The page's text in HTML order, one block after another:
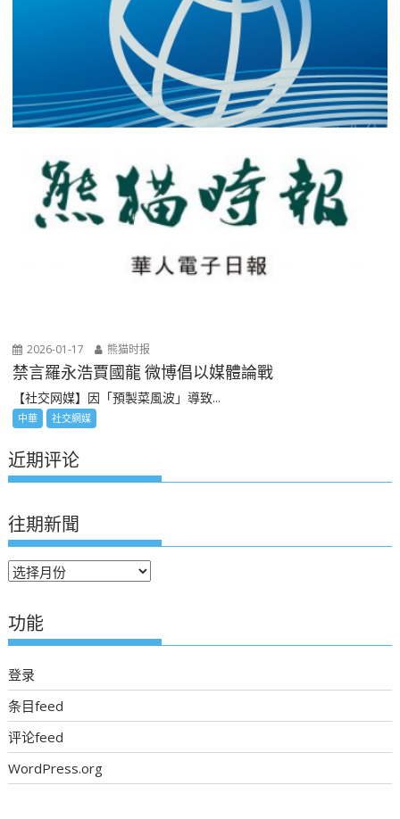
2026-01-17 熊猫时报
禁言羅永浩賈國龍 微博倡以媒體論戰
【社交网媒】因「預製菜風波」導致...
中華 社交網媒
近期评论
往期新聞
往
新
聞
功能
登录
条目feed
评论feed
WordPress.org